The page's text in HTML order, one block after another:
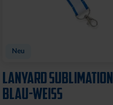
Neu
LANYARD SUBLIMATION
BLAU-WEISS